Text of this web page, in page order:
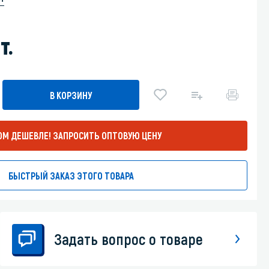
В КОРЗИНУ
ДЕШЕВЛЕ! ЗАПРОСИТЬ ОПТОВУЮ ЦЕНУ
БЫСТРЫЙ ЗАКАЗ ЭТОГО ТОВАРА
Задать вопрос о товаре